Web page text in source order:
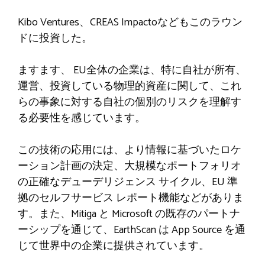
Kibo Ventures、CREAS Impactoなどもこのラウン
ドに投資した。
ますます、 EU全体の企業は、特に自社が所有、
運営、投資している物理的資産に関して、これ
らの事象に対する自社の個別のリスクを理解す
る必要性を感じています。
この技術の応用には、より情報に基づいたロケ
ーション計画の決定、大規模なポートフォリオ
の正確なデューデリジェンス サイクル、EU 準
拠のセルフサービス レポート機能などがありま
す。また、Mitiga と Microsoft の既存のパートナ
ーシップを通じて、EarthScan は App Source を通
じて世界中の企業に提供されています。